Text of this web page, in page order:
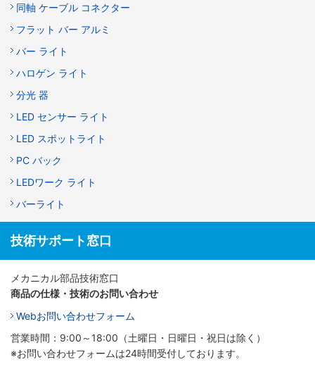
同軸 ケーブル コネクター
フラット バー アルミ
バー ライト
ハロゲン ライト
分光 器
LED センサー ライト
LED スポットライト
PC バック
LEDワーク ライト
バーライト
技術サポート窓口
メカニカル部品技術窓口
商品の仕様・技術のお問い合わせ
Webお問い合わせフォーム
営業時間：9:00～18:00（土曜日・日曜日・祝日は除く）
※お問い合わせフォームは24時間受付しております。